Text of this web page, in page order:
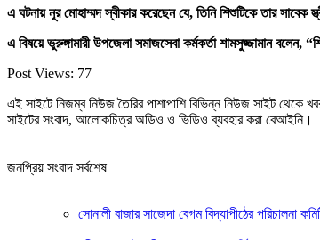
এ ঘটনায় নূর মোহাম্মদ স্বীকার করেছেন যে, তিনি শিশুটিকে তার সাবেক
এ বিষয়ে ভুরুঙ্গামারী উপজেলা সমাজসেবা কর্মকর্তা শামসুজ্জামান
Post Views: 77
এই সাইটে নিজম্ব নিউজ তৈরির পাশাপাশি বিভিন্ন নিউজ সাইট
সাইটের সংবাদ, আলোকচিত্র অডিও ও ভিডিও ব্যবহার করা বেআইনি।
জনপ্রিয় সংবাদ সর্বশেষ
সোনালী বাজার সাজেদা বেগম বিদ্যাপীঠের পরিচালনা